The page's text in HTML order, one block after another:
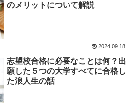
のメリットについて解説
2024.09.18
志望校合格に必要なことは何？出
願した５つの大学すべてに合格し
た浪人生の話